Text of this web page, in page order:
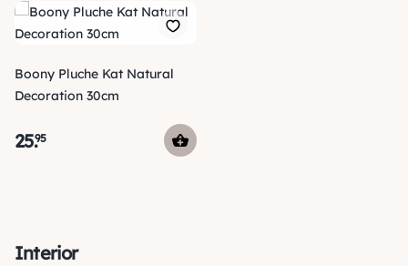
Boony Pluche Kat Natural
Decoration 30cm
25.95
Interior